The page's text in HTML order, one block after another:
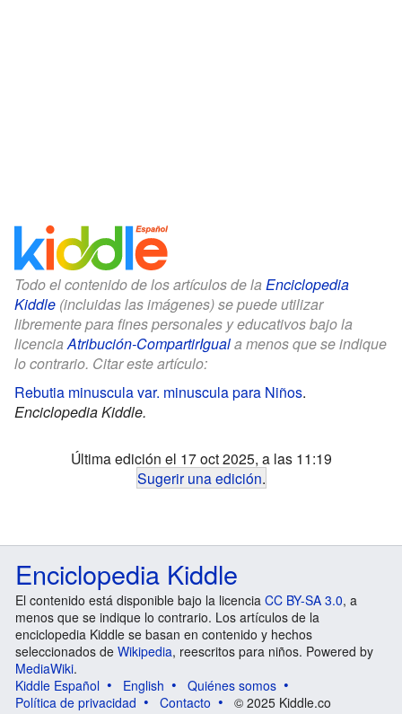
Todo el contenido de los artículos de la Enciclopedia
Kiddle (incluidas las imágenes) se puede utilizar
libremente para fines personales y educativos bajo la
licenciaAtribución-CompartirIguala menos que se indique
lo contrario. Citar este artículo:
Rebutia minuscula var. minuscula para Niños.
Enciclopedia Kiddle.
Última edición el 17 oct 2025, a las 11:19
Sugerir una edición.
Enciclopedia Kiddle
El contenido está disponible bajo la licencia CC BY-SA 3.0, a
menos que se indique lo contrario. Los artículos de la
enciclopedia Kiddle se basan en contenido y hechos
seleccionados de Wikipedia, reescritos para niños. Powered by
MediaWiki.
Kiddle Español
English
Quiénes somos
Política de privacidad
Contacto © 2025 Kiddle.co